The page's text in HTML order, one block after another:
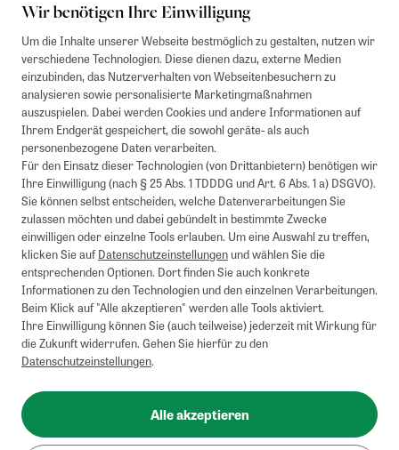
Wir benötigen Ihre Einwilligung
Um die Inhalte unserer Webseite bestmöglich zu gestalten, nutzen wir
verschiedene Technologien. Diese dienen dazu, externe Medien
einzubinden, das Nutzerverhalten von Webseitenbesuchern zu
analysieren sowie personalisierte Marketingmaßnahmen
auszuspielen. Dabei werden Cookies und andere Informationen auf
Ihrem Endgerät gespeichert, die sowohl geräte- als auch
personenbezogene Daten verarbeiten.
Für den Einsatz dieser Technologien (von Drittanbietern) benötigen wir
Ihre Einwilligung (nach § 25 Abs. 1 TDDDG und Art. 6 Abs. 1 a) DSGVO).
Sie können selbst entscheiden, welche Datenverarbeitungen Sie
zulassen möchten und dabei gebündelt in bestimmte Zwecke
einwilligen oder einzelne Tools erlauben. Um eine Auswahl zu treffen,
klicken Sie aufDatenschutzeinstellungenund wählen Sie die
entsprechenden Optionen. Dort finden Sie auch konkrete
Informationen zu den Technologien und den einzelnen Verarbeitungen.
Beim Klick auf "Alle akzeptieren" werden alle Tools aktiviert.
Ihre Einwilligung können Sie (auch teilweise) jederzeit mit Wirkung für
die Zukunft widerrufen. Gehen Sie hierfür zu den
Datenschutzeinstellungen.
Alle akzeptieren
Mindestbestellwert von 50€. Nicht anwendbar auf Produkte, die der
Buchpreisbindung unterliegen, ZEIT-Akademie, e-Books. Keine
Barauszahlung möglich. Nicht mit weiteren Gutscheinen/Rabatten
kombinierbar.
Briefsendungen sind vom kostenlosen Rückversand ausgeschlossen.
Weitere Informationen zu Rücksendungen finden Sie hier.
Alle Preise inkl. gesetzl. MwSt. zzgl. Versandkosten
AGB
Instagram Pinterest